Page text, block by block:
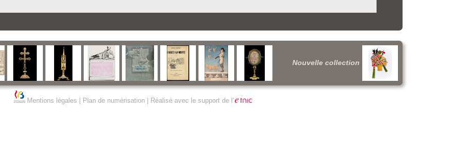
Nouvelle collection
Mentions légales Plan de numérisation| Réalisé avec le support de l'